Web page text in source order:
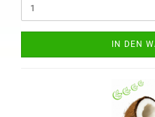
IN DEN